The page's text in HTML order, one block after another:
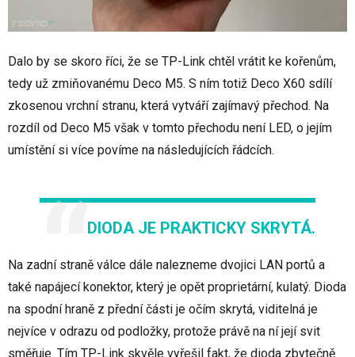
Dalo by se skoro říci, že se TP-Link chtěl vrátit ke kořenům,
tedy už zmiňovanému Deco M5. S ním totiž Deco X60 sdílí
zkosenou vrchní stranu, která vytváří zajímavý přechod. Na
rozdíl od Deco M5 však v tomto přechodu není LED, o jejím
umístění si více povíme na následujících řádcích.
DIODA JE PRAKTICKY SKRYTÁ.
Na zadní straně válce dále nalezneme dvojici LAN portů a
také napájecí konektor, který je opět proprietární, kulatý. Dioda
na spodní hraně z přední části je očím skrytá, viditelná je
nejvíce v odrazu od podložky, protože právě na ní její svit
směřuje. Tím TP-Link skvěle vyřešil fakt, že dioda zbytečně